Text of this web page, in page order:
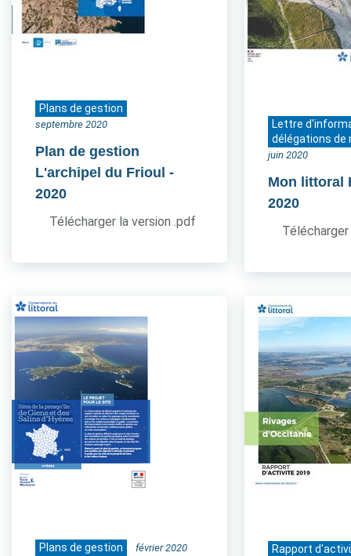
Plans de gestion
septembre 2020
Plan de gestion
L'archipel du Frioul -
2020
Télécharger la version .pdf
Lettre
délégations de
juin 2020
Mon littoral
2020
Plans de gestion février 2020 Rapport